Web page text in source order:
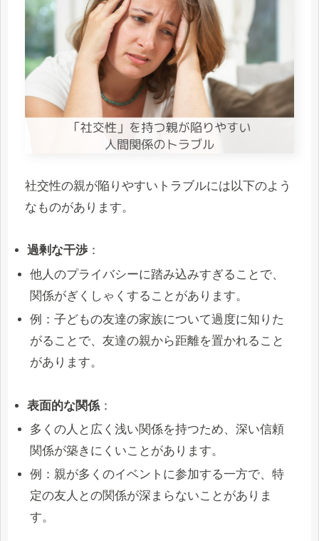
社交性の親が陥りやすいトラブルには以下のよう
なものがあります。
過剰な干渉：
他人のプライバシーに踏み込みすぎることで、
関係がぎくしゃくすることがあります。
例：子どもの友達の家族について過度に知りた
がることで、友達の親から距離を置かれること
があります。
表面的な関係 ：
多くの人と広く浅い関係を持つため、深い信頼
関係が築きにくいことがあります。
例：親が多くのイベントに参加する一方で、特
定の友人との関係が深まらないことがありま
す。